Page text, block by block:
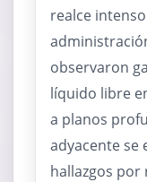
realce
observaron
líquido libre
a planos
adyacente se
hallazgos por